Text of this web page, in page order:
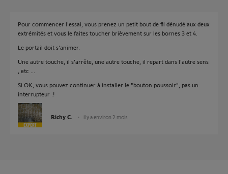
Pour commencer l'essai, vous prenez un petit bout de fil dénudé aux deux
extrémités et vous le faites toucher brièvement sur les bornes 3 et 4.
Le portail doit s'animer.
Une autre touche, il s'arrête, une autre touche, il repart dans l'autre sens
, etc ...
Si OK, vous pouvez continuer à installer le "bouton poussoir", pas un
interrupteur .!
Richy C. il y a environ 2 mois